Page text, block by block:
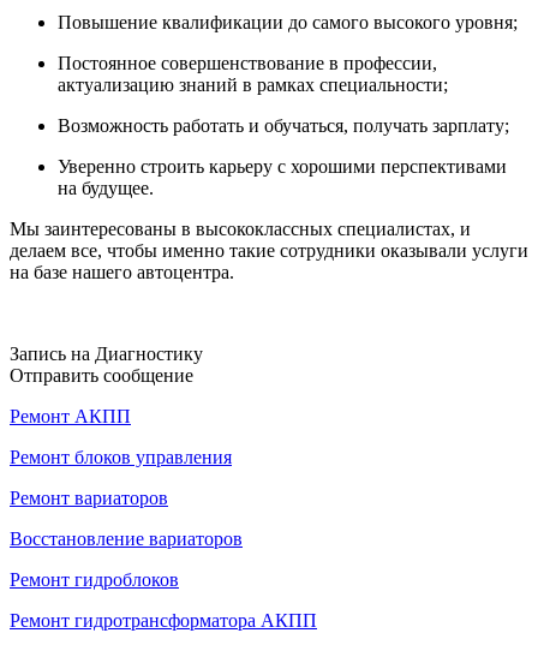
Повышение квалификации до самого высокого уровня;
Постоянное совершенствование в профессии,
актуализацию знаний в рамках специальности;
Возможность работать и обучаться, получать зарплату;
Уверенно строить карьеру с хорошими перспективами
на будущее.
Мы заинтересованы в высококлассных специалистах, и
делаем все, чтобы именно такие сотрудники оказывали услуги
на базе нашего автоцентра.
Запись на Диагностику
Отправить сообщение
Ремонт АКПП
Ремонт блоков управления
Ремонт вариаторов
Восстановление вариаторов
Ремонт гидроблоков
Ремонт гидротрансформатора АКПП